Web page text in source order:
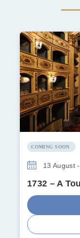
COMING SOON
13 August
1732 – A